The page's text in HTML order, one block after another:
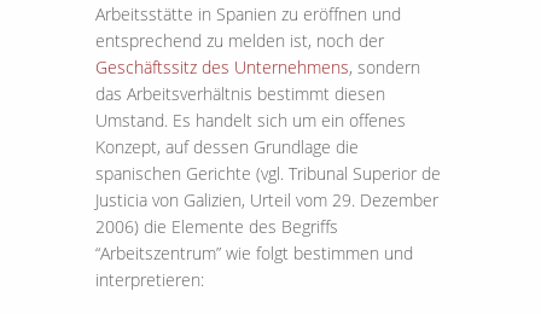
Arbeitsstätte in Spanien zu eröffnen und
entsprechend zu melden ist, noch der
Geschäftssitz des Unternehmens, sondern
das Arbeitsverhältnis bestimmt diesen
Umstand. Es handelt sich um ein offenes
Konzept, auf dessen Grundlage die
spanischen Gerichte (vgl. Tribunal Superior de
Justicia von Galizien, Urteil vom 29. Dezember
2006) die Elemente des Begriffs
“Arbeitszentrum” wie folgt bestimmen und
interpretieren: